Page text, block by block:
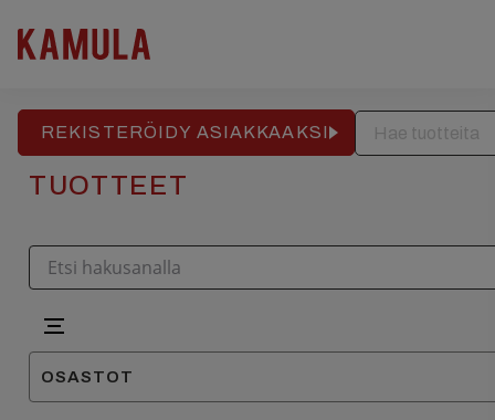
sisältöön
APTEEKKITALO
REKISTERÖIDY ASIAKKAAKSI
TUOTTEET
OSASTOT